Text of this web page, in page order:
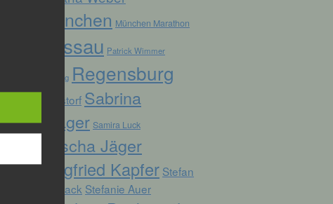
München München Marathon
Passau Patrick Wimmer
Pocking Regensburg
Ruhstorf Sabrina
Prager Samira Luck
Sascha Jäger
Siegfried Kapfer Stefan
Biersack Stefanie Auer
die